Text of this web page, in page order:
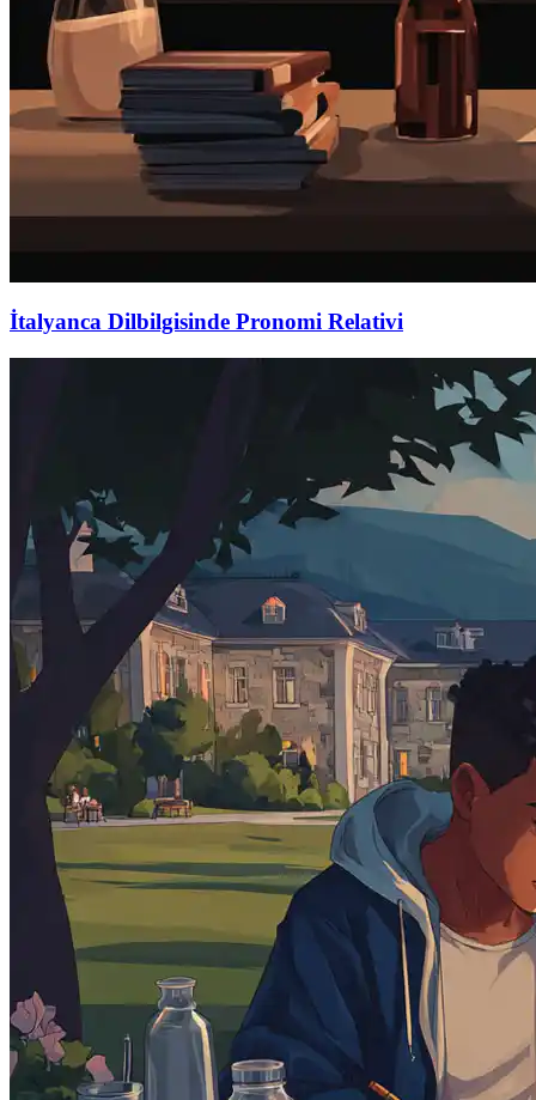
İtalyanca Dilbilgisinde Pronomi Relativi